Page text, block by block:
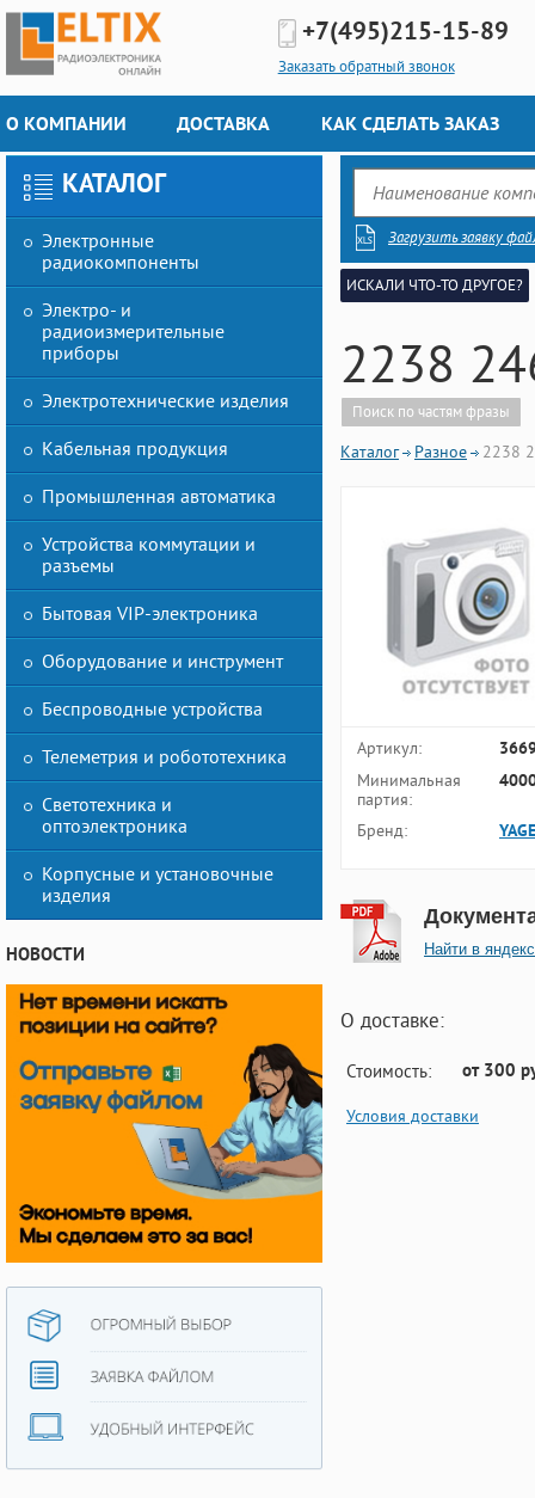
+7(495)215-15-89
Заказать обратный звонок
О КОМПАНИИ ДОСТАВКА КАК СДЕЛАТЬ ЗАКАЗ
КАТАЛОГ
Электронные
радиокомпоненты
Электро- и
радиоизмерительные
приборы
Электротехнические изделия
Кабельная продукция
Промышленная автоматика
Устройства коммутации и
разъемы
Бытовая VIP-электроника
Оборудование и инструмент
Беспроводные устройства
Телеметрия и робототехника
Светотехника и
оптоэлектроника
Корпусные и установочные
изделия
НОВОСТИ
Загрузить заявку
ИСКАЛИ ЧТО-ТО ДРУГОЕ?
2238
Поиск по частям фразы
Каталог Разное 2238
Артикул:
Минимальная
партия:
Бренд:
Найти в яндекс
О доставке:
Стоимость: от 300
Условия доставки